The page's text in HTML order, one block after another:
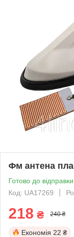
Фм антена
Готово до відправки
Код: UA17269
218 ₴ 240 ₴
Економія 22 ₴